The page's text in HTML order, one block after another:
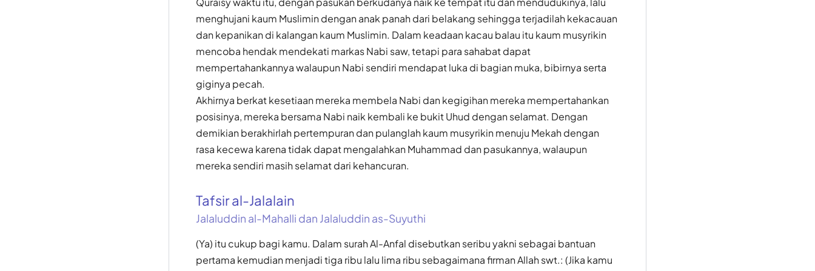
menghujani kaum Muslimin dengan anak panah dari belakang sehingga terjadilah kekacauan
dan kepanikan di kalangan kaum Muslimin. Dalam keadaan kacau balau itu kaum musyrikin
mencoba hendak mendekati markas Nabi saw, tetapi para sahabat dapat
mempertahankannya walaupun Nabi sendiri mendapat luka di bagian muka, bibirnya serta
giginya pecah.
Akhirnya berkat kesetiaan mereka membela Nabi dan kegigihan mereka mempertahankan
posisinya, mereka bersama Nabi naik kembali ke bukit Uhud dengan selamat. Dengan
demikian berakhirlah pertempuran dan pulanglah kaum musyrikin menuju Mekah dengan
rasa kecewa karena tidak dapat mengalahkan Muhammad dan pasukannya, walaupun
mereka sendiri masih selamat dari kehancuran.
Tafsir al-Jalalain
Jalaluddin al-Mahalli dan Jalaluddin as-Suyuthi
(Ya) itu cukup bagi kamu. Dalam surah Al-Anfal disebutkan seribu yakni sebagai bantuan
pertama kemudian menjadi tiga ribu lalu lima ribu sebagaimana firman Allah swt.: (Jika kamu